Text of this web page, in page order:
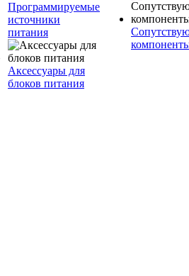
Программируемые
источники
питания
Аксессуары для
блоков питания